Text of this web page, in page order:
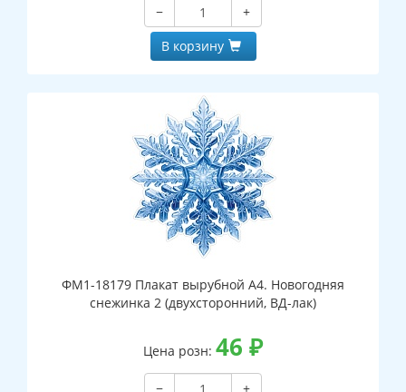
−
+
В корзину
ФМ1-18179 Плакат вырубной А4. Новогодняя
снежинка 2 (двухсторонний, ВД-лак)
Цена розн: 46 ₽
−
+